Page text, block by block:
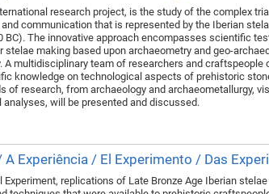
research project, is the study of the complex
communication that is represented by the Iberian
BC). The innovative approach encompasses scientific
stelae making based upon archaeometry and geo-
A multidisciplinary team of researchers and craftspeople
knowledge on technological aspects of prehistoric
of research, from archaeology and archaeometallurgy,
will be presented and discussed.
A Experiência / El Experimento / Das
Experiment, replications of Late Bronze Age Iberian